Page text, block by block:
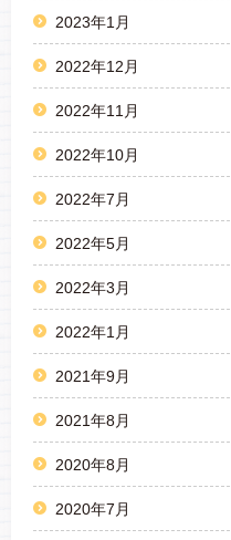
2023年1月
2022年12月
2022年11月
2022年10月
2022年7月
2022年5月
2022年3月
2022年1月
2021年9月
2021年8月
2020年8月
2020年7月